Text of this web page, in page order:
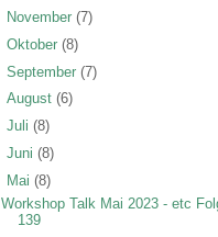
November (7)
Oktober (8)
September (7)
August (6)
Juli (8)
Juni (8)
Mai (8)
Workshop Talk Mai 2023 - etc
139